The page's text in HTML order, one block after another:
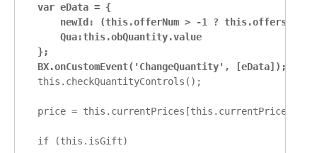
var eData = {
newId: (this.offerNum > -1 ?
        Qua:this.obQuantity.value
    };
    BX.onCustomEvent('ChangeQuantity', [eData]);
    this.checkQuantityControls();
price =
    if (this.isGift)